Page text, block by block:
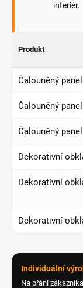
interiér.
Produkt
Čalouněný
Čalouněný
Čalouněný
Dekorativní
Dekorativní
Dekorativní
Individuální
Na přání